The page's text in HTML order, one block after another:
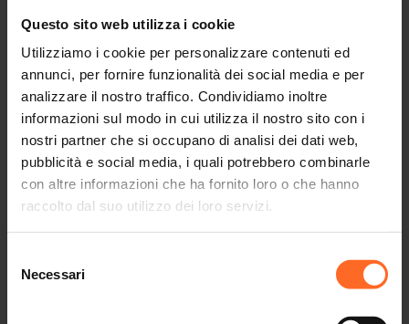
Questo sito web utilizza i cookie
Utilizziamo i cookie per personalizzare contenuti ed
annunci, per fornire funzionalità dei social media e per
analizzare il nostro traffico. Condividiamo inoltre
informazioni sul modo in cui utilizza il nostro sito con i
nostri partner che si occupano di analisi dei dati web,
pubblicità e social media, i quali potrebbero combinarle
con altre informazioni che ha fornito loro o che hanno
raccolto dal suo utilizzo dei loro servizi.
delNecessari
bambini e famiglie, che avrà come obiettivo quello di
attraverso attività didattiche e giochi cooperativi.
Il Twenty, consapevole dell’importanza che rivestono
attualmente questi temi, vuole contribuire alla realizzazione
di questo progetto, creando unambiente collaborativo e
divertente, che, allo stesso tempo, possa sensibilizzare
sull’importanza di questi argomenti per le generazioni
presenti e future.
Dove:secondo piano del Twenty